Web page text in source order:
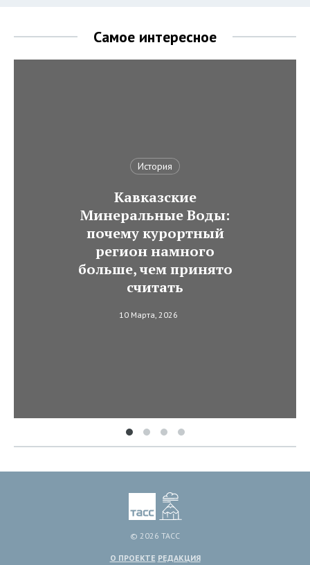
Самое интересное
История
Кавказские
Минеральные Воды:
почему курортный
регион намного
больше, чем принято
считать
10 Марта, 2026
© 2026 ТАСС
О ПРОЕКТЕ РЕДАКЦИЯ